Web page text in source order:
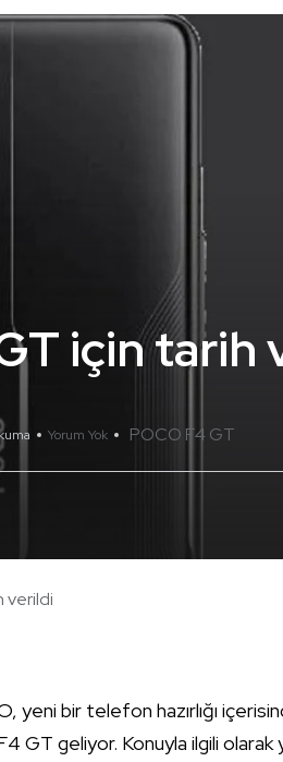
için tarih
Yorum Yok POCO F4 GT
verildi
yeni bir telefon hazırlığı
geliyor. Konuyla ilgili olarak